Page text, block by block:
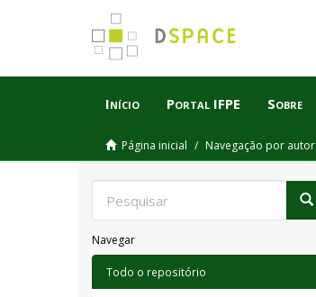
Início Portal IFPE Sobre
Página inicial Navegação por autor
Navegar
Todo o repositório